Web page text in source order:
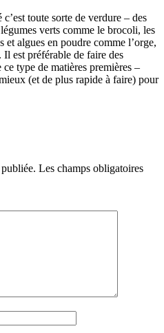
toute sorte de verdure – des
verts comme le brocoli, les
et algues en poudre comme l’orge,
est préférable de faire des
type de matières premières –
(et de plus rapide à faire) pour
Les champs obligatoires